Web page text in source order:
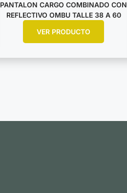
PANTALON CARGO COMBINADO CON
REFLECTIVO OMBU TALLE 38 A 60
VER PRODUCTO